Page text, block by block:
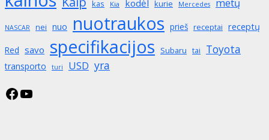
kas Kia kodėl kurie Mercedes metų
NASCAR nei nuo nuotraukos prieš receptai receptų
Red savo specifikacijos Subaru tai Toyota
transporto turi USD yra
Facebook
YouTube